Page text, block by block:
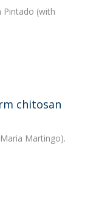
Pintado (with
chitosan
Martingo).